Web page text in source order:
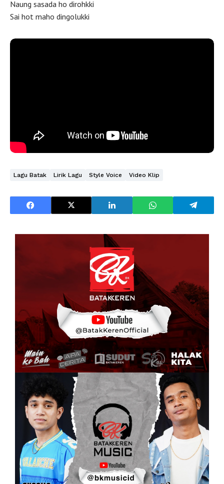
Naung sasada ho dirohkki
Sai hot maho dingolukki
Lagu Batak Lirik Lagu Style Voice Video Klip